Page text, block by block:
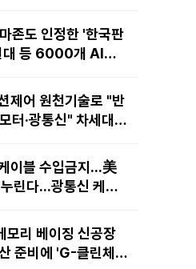
존도 인정한 '한국판
대 등 6000개 AI모
제어 원천기술로 "반
터·광통신" 차세대
이블 수입금지...美
린다...광통신 케이
모리 베이징 신공장
준비에 'G-클린체